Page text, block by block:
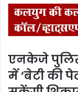
एनकेजे
में ‘बेटी की